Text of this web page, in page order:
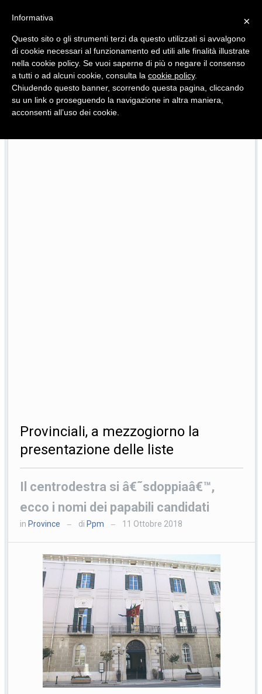
Quotidiano d'informazione distribuito in Molise con
Provinciali, a mezzogiorno la
presentazione delle liste
Il centrodestra si â€˜sdoppiaâ€™,
ecco i nomi dei papabili candidati
in Province — di Ppm — 11 Ottobre 2018
×
Informativa
Questo sito o gli strumenti terzi da questo utilizzati si avvalgono
di cookie necessari al funzionamento ed utili alle finalità illustrate
nella cookie policy. Se vuoi saperne di più o negare il consenso
a tutti o ad alcuni cookie, consulta la cookie policy.
Chiudendo questo banner, scorrendo questa pagina, cliccando
su un link o proseguendo la navigazione in altra maniera,
acconsenti all’uso dei cookie.